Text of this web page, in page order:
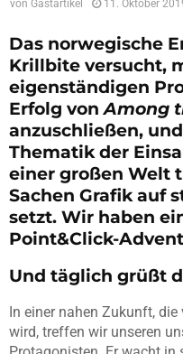
von Gastartikel 11. Oktober
Das norwegische
Krillbite versucht,
eigenständigen
Erfolg vonAmong
anzuschließen,
Thematik der
einer großen Welt
Sachen Grafik auf
setzt. Wir haben
Point&Click-
Und täglich grüßt
In einer nahen Zukunft,
wird, treffen wir unseren